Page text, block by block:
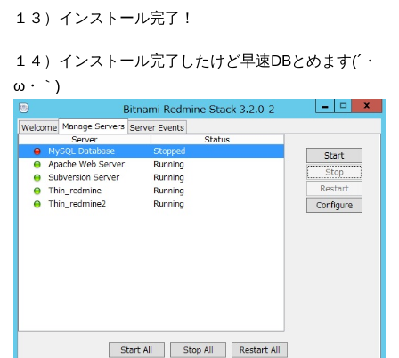
１３）インストール完了！
１４）インストール完了したけど早速DBとめます(´・
ω・｀)